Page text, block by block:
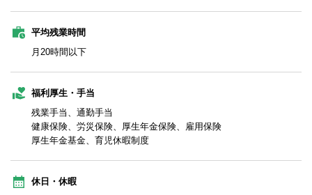
平均残業時間
月20時間以下
福利厚生・手当
残業手当、通勤手当
健康保険、労災保険、厚生年金保険、雇用保険
厚生年金基金、育児休暇制度
休日・休暇